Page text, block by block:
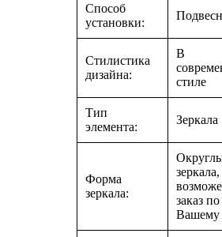
Способ
установки:
Стилистика
дизайна:
В
стиле
Тип
элемента:
Зеркала
Форма
зеркала:
зеркала,
заказ по
Вашему